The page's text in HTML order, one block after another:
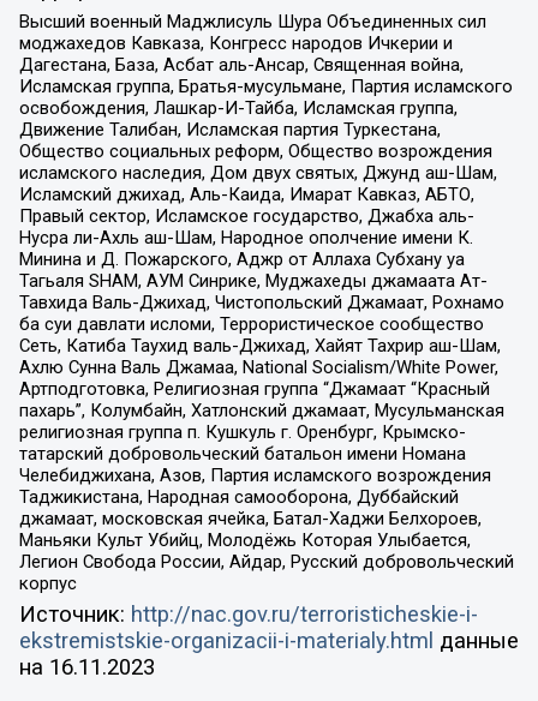
Высший военный Маджлисуль Шура Объединенных сил
моджахедов Кавказа, Конгресс народов Ичкерии и
Дагестана, База, Асбат аль-Ансар, Священная война,
Исламская группа, Братья-мусульмане, Партия исламского
освобождения, Лашкар-И-Тайба, Исламская группа,
Движение Талибан, Исламская партия Туркестана,
Общество социальных реформ, Общество возрождения
исламского наследия, Дом двух святых, Джунд аш-Шам,
Исламский джихад, Аль-Каида, Имарат Кавказ, АБТО,
Правый сектор, Исламское государство, Джабха аль-
Нусра ли-Ахль аш-Шам, Народное ополчение имени К.
Минина и Д. Пожарского, Аджр от Аллаха Субхану уа
Тагьаля SHAM, АУМ Синрике, Муджахеды джамаата Ат-
Тавхида Валь-Джихад, Чистопольский Джамаат, Рохнамо
ба суи давлати исломи, Террористическое сообщество
Сеть, Катиба Таухид валь-Джихад, Хайят Тахрир аш-Шам,
Ахлю Сунна Валь Джамаа, National Socialism/White Power,
Артподготовка, Религиозная группа “Джамаат “Красный
пахарь”, Колумбайн, Хатлонский джамаат, Мусульманская
религиозная группа п. Кушкуль г. Оренбург, Крымско-
татарский добровольческий батальон имени Номана
Челебиджихана, Азов, Партия исламского возрождения
Таджикистана, Народная самооборона, Дуббайский
джамаат, московская ячейка, Батал-Хаджи Белхороев,
Маньяки Культ Убийц, Молодёжь Которая Улыбается,
Легион Свобода России, Айдар, Русский добровольческий
корпус
Источник: http://nac.gov.ru/terroristicheskie-i-
ekstremistskie-organizacii-i-materialy.html данные
на 16.11.2023